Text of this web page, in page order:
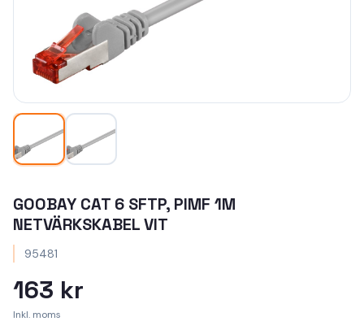
GOOBAY CAT 6 SFTP, PIMF 1M
NETVÄRKSKABEL VIT
95481
163 kr
Inkl. moms